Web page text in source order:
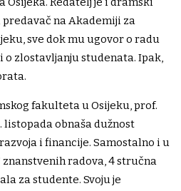
predavač na Akademiji za
sve dok mu ugovor o radu
o zlostavljanju studenata. Ipak,
fakulteta u Osijeku, prof.
listopada obnaša dužnost
i financije. Samostalno i u
radova, 4 stručna
za studente. Svoju je